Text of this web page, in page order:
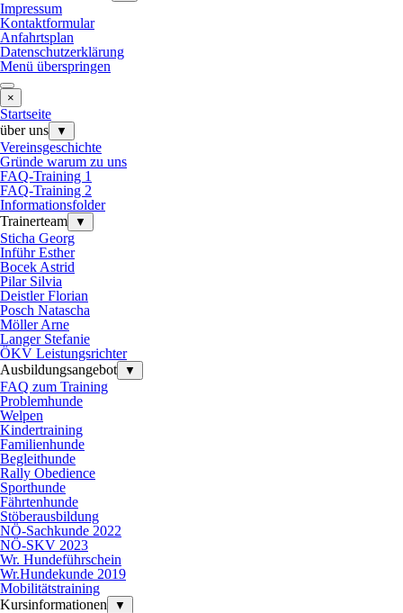
Impressum
Kontaktformular
Anfahrtsplan
Datenschutzerklärung
Menü überspringen
×
Startseite
über uns
▼
Vereinsgeschichte
Gründe warum zu uns
FAQ-Training 1
FAQ-Training 2
Informationsfolder
Trainerteam
▼
Sticha Georg
Inführ Esther
Bocek Astrid
Pilar Silvia
Deistler Florian
Posch Natascha
Möller Arne
Langer Stefanie
ÖKV Leistungsrichter
Ausbildungsangebot
▼
FAQ zum Training
Problemhunde
Welpen
Kindertraining
Familienhunde
Begleithunde
Rally Obedience
Sporthunde
Fährtenhunde
Stöberausbildung
NÖ-Sachkunde 2022
NÖ-SKV 2023
Wr. Hundeführschein
Wr.Hundekunde 2019
Mobilitätstraining
Kursinformationen
▼